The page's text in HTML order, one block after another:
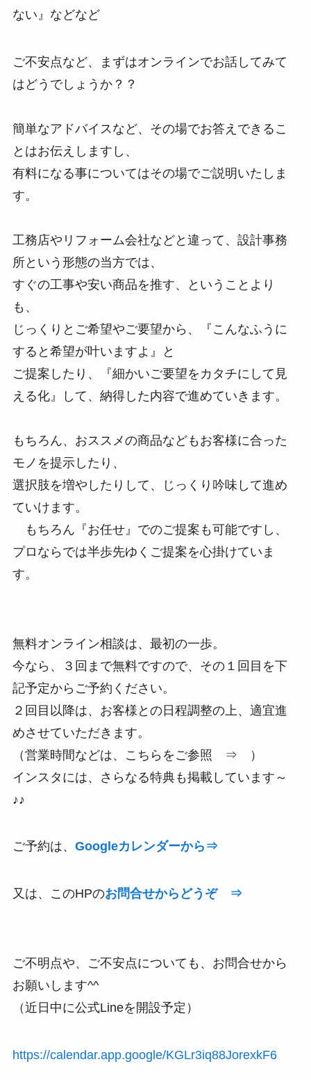
ない』などなど
ご不安点など、まずはオンラインでお話してみて
はどうでしょうか？？
簡単なアドバイスなど、その場でお答えできるこ
とはお伝えしますし、
有料になる事についてはその場でご説明いたしま
す。
工務店やリフォーム会社などと違って、設計事務
所という形態の当方では、
すぐの工事や安い商品を推す、ということより
も、
じっくりとご希望やご要望から、『こんなふうに
すると希望が叶いますよ』と
ご提案したり、『細かいご要望をカタチにして見
える化』して、納得した内容で進めていきます。
もちろん、おススメの商品などもお客様に合った
モノを提示したり、
選択肢を増やしたりして、じっくり吟味して進め
ていけます。
もちろん『お任せ』でのご提案も可能ですし、
プロならでは半歩先ゆくご提案を心掛けていま
す。
無料オンライン相談は、最初の一歩。
今なら、３回まで無料ですので、その１回目を下
記予定からご予約ください。
２回目以降は、お客様との日程調整の上、適宜進
めさせていただきます。
（営業時間などは、こちらをご参照 ⇒ ）
インスタには、さらなる特典も掲載しています～
♪♪
ご予約は、 Googleカレンダーから⇒
又は、このHPのお問合せからどうぞ ⇒
ご不明点や、ご不安点についても、お問合せから
お願いします^^
（近日中に公式Lineを開設予定）
https://calendar.app.google/KGLr3iq88JorexkF6